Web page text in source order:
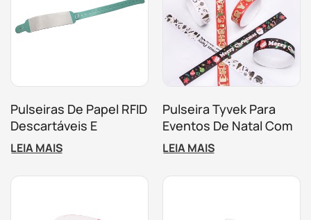
Pulseiras De Papel RFID
Descartáveis ​​e
Impermeáveis ​​
Personalizadas
LEIA MAIS
Pulseira Tyvek Para
Eventos De Natal Com
Impressão RFID
Personalizável
Opcional.
LEIA MAIS